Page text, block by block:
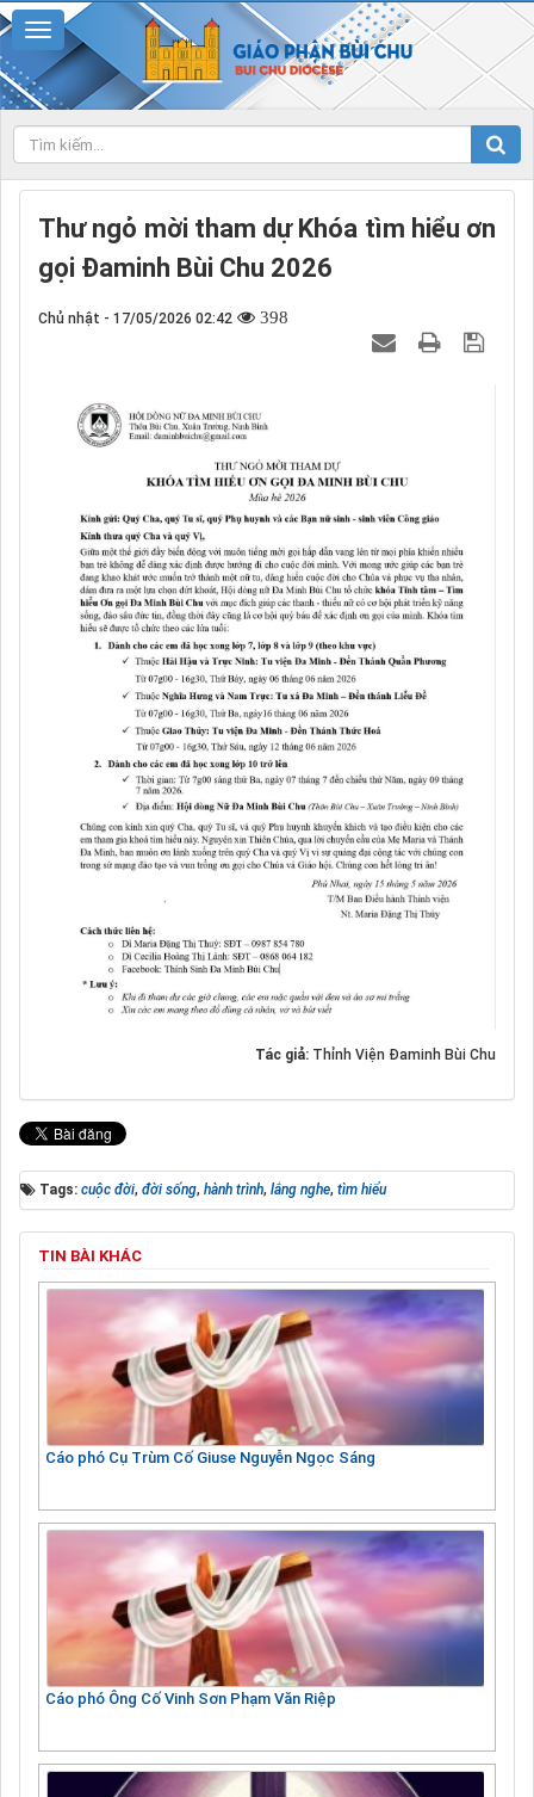
Thư ngỏ mời tham dự Khóa tìm hiểu ơn
gọi Đaminh Bùi Chu 2026
Chủ nhật - 17/05/2026 02:42 398
Tác giả: Thỉnh Viện Đaminh Bùi Chu
Tags: cuộc đời, đời sống, hành trình, lắng nghe, tìm hiểu
TIN BÀI KHÁC
Cáo phó Cụ Trùm Cố Giuse Nguyễn Ngọc Sáng
Cáo phó Ông Cố Vinh Sơn Phạm Văn Riệp